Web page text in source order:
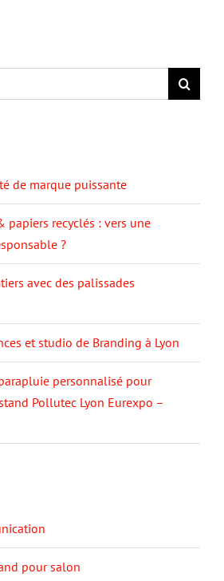
de marque puissante
papiers recyclés : vers une
?
avec des palissades
et studio de Branding à Lyon
personnalisé pour
Pollutec Lyon Eurexpo –
pour salon